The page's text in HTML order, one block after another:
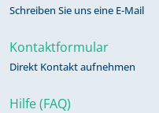
Schreiben Sie uns eine E-Mail
Kontaktformular
Direkt Kontakt aufnehmen
Hilfe (FAQ)